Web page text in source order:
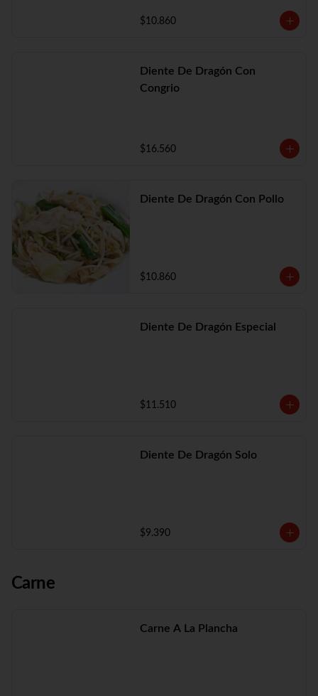
$10.860
Diente De Dragón Con
Congrio
$16.560
Diente De Dragón Con Pollo
$10.860
Diente De Dragón Especial
$11.510
Diente De Dragón Solo
$9.390
Carne
Carne A La Plancha